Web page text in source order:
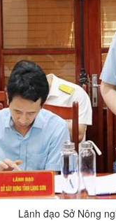
Lãnh đạo Sở Nông